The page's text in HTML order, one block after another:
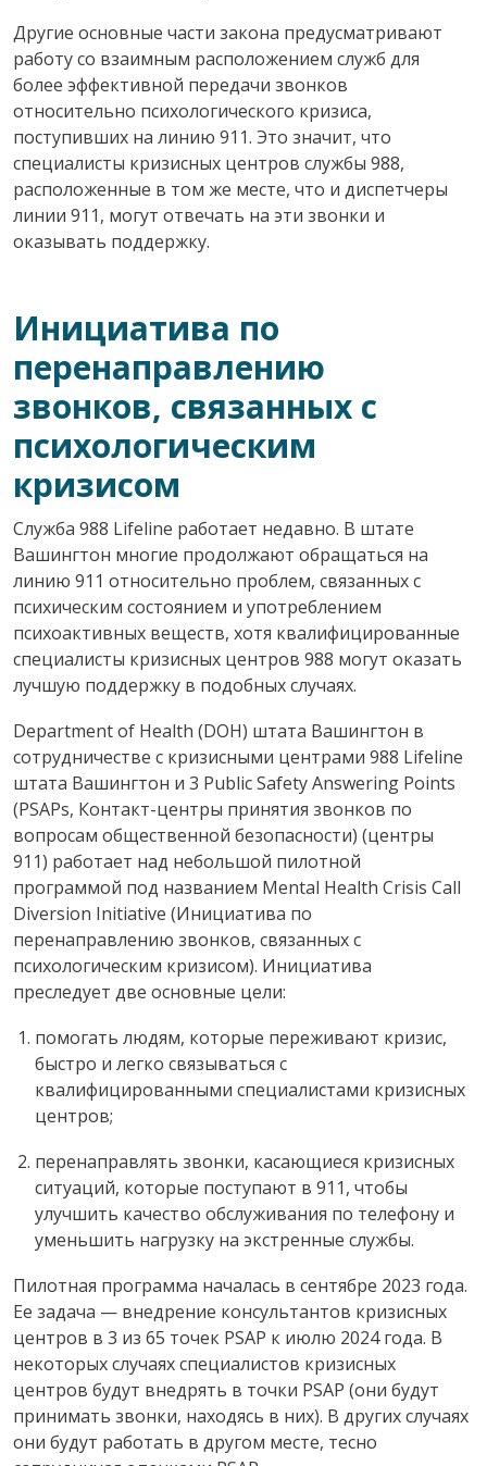
Другие основные части закона предусматривают
работу со взаимным расположением служб для
более эффективной передачи звонков
относительно психологического кризиса,
поступивших на линию 911. Это значит, что
специалисты кризисных центров службы 988,
расположенные в том же месте, что и диспетчеры
линии 911, могут отвечать на эти звонки и
оказывать поддержку.
Инициатива по
перенаправлению
звонков, связанных с
психологическим
кризисом
Служба 988 Lifeline работает недавно. В штате
Вашингтон многие продолжают обращаться на
линию 911 относительно проблем, связанных с
психическим состоянием и употреблением
психоактивных веществ, хотя квалифицированные
специалисты кризисных центров 988 могут оказать
лучшую поддержку в подобных случаях.
Department of Health (DOH) штата Вашингтон в
сотрудничестве с кризисными центрами 988 Lifeline
штата Вашингтон и 3 Public Safety Answering Points
(PSAPs, Контакт-центры принятия звонков по
вопросам общественной безопасности) (центры
911) работает над небольшой пилотной
программой под названием Mental Health Crisis Call
Diversion Initiative (Инициатива по
перенаправлению звонков, связанных с
психологическим кризисом). Инициатива
преследует две основные цели:
помогать людям, которые переживают кризис,
быстро и легко связываться с
квалифицированными специалистами кризисных
центров;
перенаправлять звонки, касающиеся кризисных
ситуаций, которые поступают в 911, чтобы
улучшить качество обслуживания по телефону и
уменьшить нагрузку на экстренные службы.
Пилотная программа началась в сентябре 2023 года.
Ее задача — внедрение консультантов кризисных
центров в 3 из 65 точек PSAP к июлю 2024 года. В
некоторых случаях специалистов кризисных
центров будут внедрять в точки PSAP (они будут
принимать звонки, находясь в них). В других случаях
они будут работать в другом месте, тесно